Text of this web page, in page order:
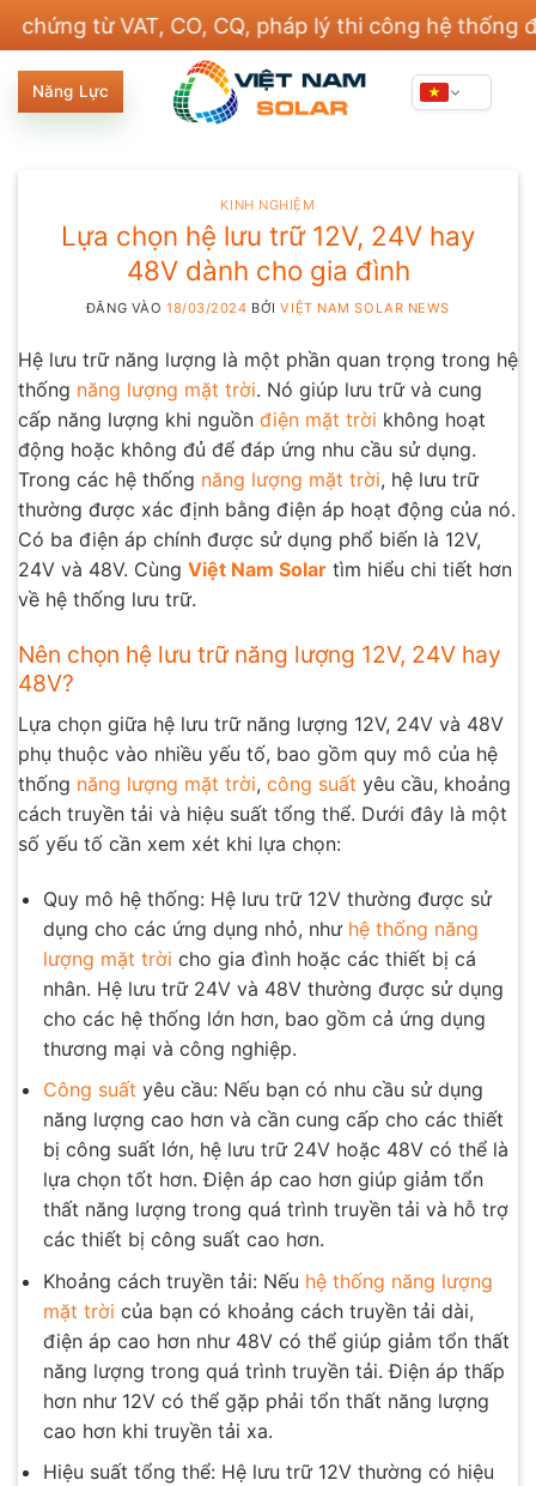
nội
dung
VAT, CO, CQ, pháp lý thi công hệ thống điện và
Năng Lực
KINH NGHIỆM
Lựa chọn hệ lưu trữ 12V, 24V hay
48V dành cho gia đình
ĐĂNG VÀO 18/03/2024 BỞIVIỆT NAM SOLAR NEWS
Hệ lưu trữ năng lượng là một phần quan trọng trong hệ
thống năng lượng mặt trời. Nó giúp lưu trữ và cung
cấp năng lượng khi nguồn điện mặt trời không hoạt
động hoặc không đủ để đáp ứng nhu cầu sử dụng.
Trong các hệ thống năng lượng mặt trời, hệ lưu trữ
thường được xác định bằng điện áp hoạt động của nó.
Có ba điện áp chính được sử dụng phổ biến là 12V,
24V và 48V. Cùng Việt Nam Solar tìm hiểu chi tiết hơn
về hệ thống lưu trữ.
Nên chọn hệ lưu trữ năng lượng 12V, 24V hay
48V?
Lựa chọn giữa hệ lưu trữ năng lượng 12V, 24V và 48V
phụ thuộc vào nhiều yếu tố, bao gồm quy mô của hệ
thống năng lượng mặt trời, công suất yêu cầu, khoảng
cách truyền tải và hiệu suất tổng thể. Dưới đây là một
số yếu tố cần xem xét khi lựa chọn:
Quy mô hệ thống: Hệ lưu trữ 12V thường được sử
dụng cho các ứng dụng nhỏ, như hệ thống năng
lượng mặt trời cho gia đình hoặc các thiết bị cá
nhân. Hệ lưu trữ 24V và 48V thường được sử dụng
cho các hệ thống lớn hơn, bao gồm cả ứng dụng
thương mại và công nghiệp.
Công suất yêu cầu: Nếu bạn có nhu cầu sử dụng
năng lượng cao hơn và cần cung cấp cho các thiết
bị công suất lớn, hệ lưu trữ 24V hoặc 48V có thể là
lựa chọn tốt hơn. Điện áp cao hơn giúp giảm tổn
thất năng lượng trong quá trình truyền tải và hỗ trợ
các thiết bị công suất cao hơn.
Khoảng cách truyền tải: Nếu hệ thống năng lượng
mặt trời của bạn có khoảng cách truyền tải dài,
điện áp cao hơn như 48V có thể giúp giảm tổn thất
năng lượng trong quá trình truyền tải. Điện áp thấp
hơn như 12V có thể gặp phải tổn thất năng lượng
cao hơn khi truyền tải xa.
Hiệu suất tổng thể: Hệ lưu trữ 12V thường có hiệu